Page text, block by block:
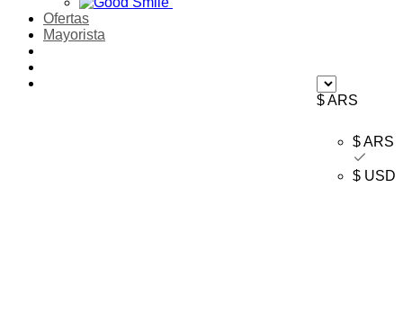
Ofertas
Mayorista
$ ARS
$ ARS
$ USD